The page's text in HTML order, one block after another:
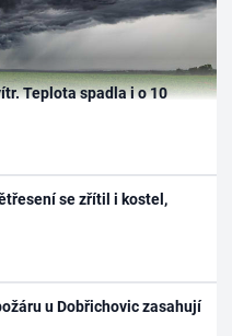
Teplota spadla i o 10
se zřítil i kostel,
u Dobřichovic zasahují